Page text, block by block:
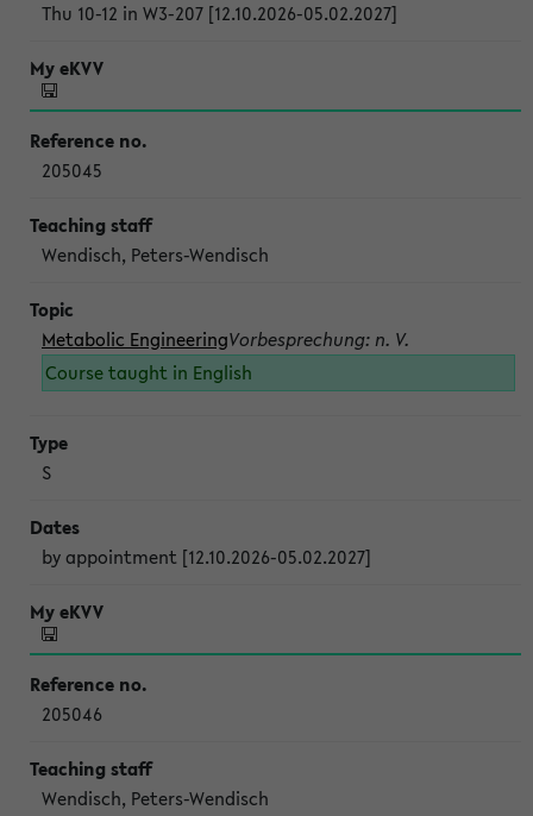
Thu 10-12 in W3-207 [12.10.2026-05.02.2027]
205045
Wendisch, Peters-Wendisch
Metabolic EngineeringVorbesprechung: n. V.
Course taught in English
S
by appointment [12.10.2026-05.02.2027]
205046
Wendisch, Peters-Wendisch